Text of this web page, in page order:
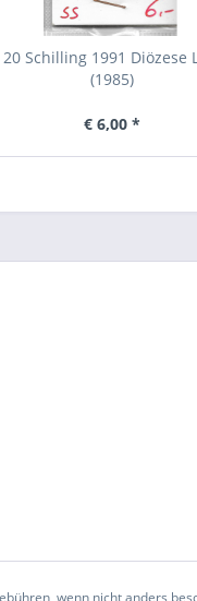
20 Schilling 1991 Diözese
(1985)
€ 6,00 *